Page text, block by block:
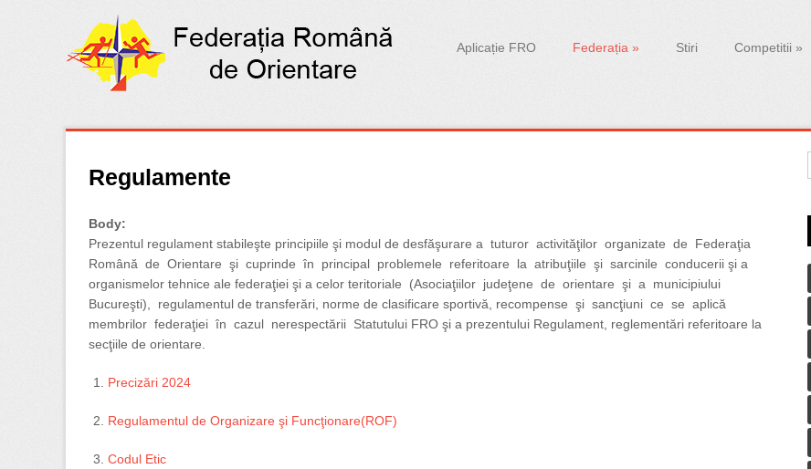
Aplicație FRO Federația » Stiri Competitii »
Regulamente
Body:
Prezentul regulament stabileşte principiile şi modul de desfăşurare a tuturor activităţilor organizate de Federaţia
Română de Orientare şi cuprinde în principal problemele referitoare la atribuţiile şi sarcinile conducerii şi a
organismelor tehnice ale federaţiei şi a celor teritoriale (Asociaţiilor judeţene de orientare şi a municipiului
Bucureşti), regulamentul de transferări, norme de clasificare sportivă, recompense şi sancţiuni ce se aplică
membrilor federaţiei în cazul nerespectării Statutului FRO şi a prezentului Regulament, reglementări referitoare la
secţiile de orientare.
Precizări 2024
Regulamentul de Organizare şi Funcţionare(ROF)
Codul Etic